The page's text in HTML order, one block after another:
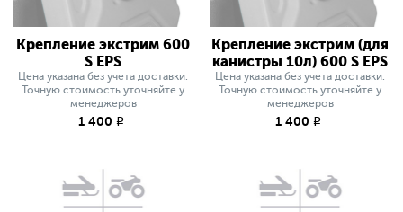
Крепление экстрим 600
S EPS
Цена указана без учета доставки.
Точную стоимость уточняйте у
менеджеров
1 400 q
Крепление экстрим (для
канистры 10л) 600 S EPS
Цена указана без учета доставки.
Точную стоимость уточняйте у
менеджеров
1 400 q